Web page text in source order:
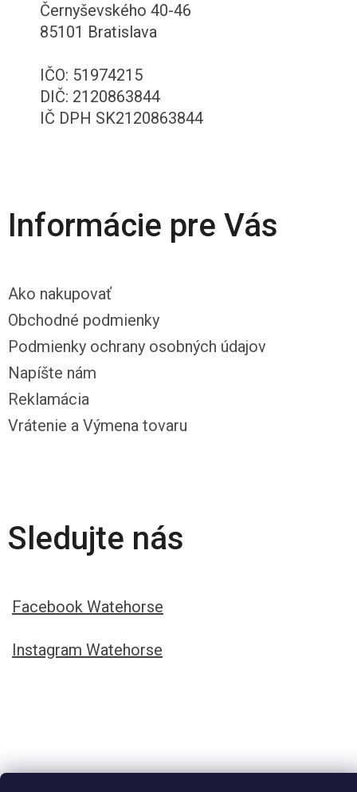
Černyševského 40-46
85101 Bratislava
IČO: 51974215
DIČ: 2120863844
IČ DPH SK2120863844
Informácie pre Vás
Ako nakupovať
Obchodné podmienky
Podmienky ochrany osobných údajov
Napíšte nám
Reklamácia
Vrátenie a Výmena tovaru
Sledujte nás
Facebook Watehorse
Instagram Watehorse